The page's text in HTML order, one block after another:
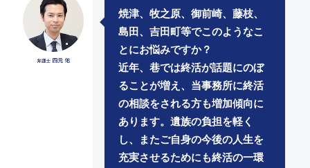
焼津、牧之原、御前崎、藤枝、
島田、吉田町等でこのようなこ
とにお悩みですか？
近年、巷では終活が話題にのぼ
ることが増え、当事務所に終活
の相談をされる方も増加傾向に
あります。遺族の負担を軽く
し、またご自身の今後の人生を
充実させるためにも終活の一環